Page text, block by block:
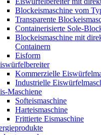
Blockeismaschine vom
Transparente
Containerisierte Sole-
Blockeismaschine mit
Containern
Eisform
Kommerzielle
Industrielle
Maschiene
Softeismaschine
Harteismaschine
Frittierte Eismaschine